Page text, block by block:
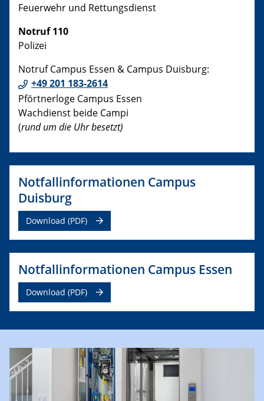
Feuerwehr und Rettungsdienst
Notruf 110
Polizei
Notruf Campus Essen & Campus Duisburg:
+49 201 183-2614
Pförtnerloge Campus Essen
Wachdienst beide Campi
(rund um die Uhr besetzt)
Notfallinformationen Campus
Duisburg
Download (PDF)
Notfallinformationen Campus Essen
Download (PDF)